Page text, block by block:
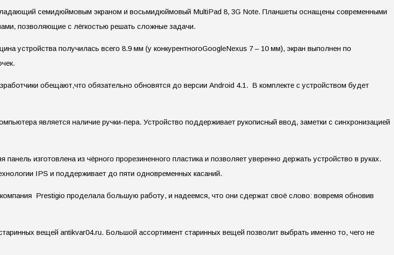
семидюймовым экраном и восьмидюймовый MultiPad 8, 3G Note. Планшеты оснащены современными
позволяющие с лёгкостью решать сложные задачи.
устройства получилась всего 8.9 мм (у конкурентногоGoogleNeхus 7 – 10 мм), экран выполнен по
обещают,что обязательно обновятся до версии Android 4.1. В комплекте с устройством будет
является наличие ручки-пера. Устройство поддерживает рукописный ввод, заметки с синхронизацией
изготовлена из чёрного прорезиненного пластика и позволяет уверенно держать устройство в руках.
IPS и поддерживает до пяти одновременных касаний.
Prestigio проделала большую работу, и надеемся, что они сдержат своё слово: вовремя обновив
вещей antikvar04.ru. Большой ассортимент старинных вещей позволит выбрать именно то, чего не